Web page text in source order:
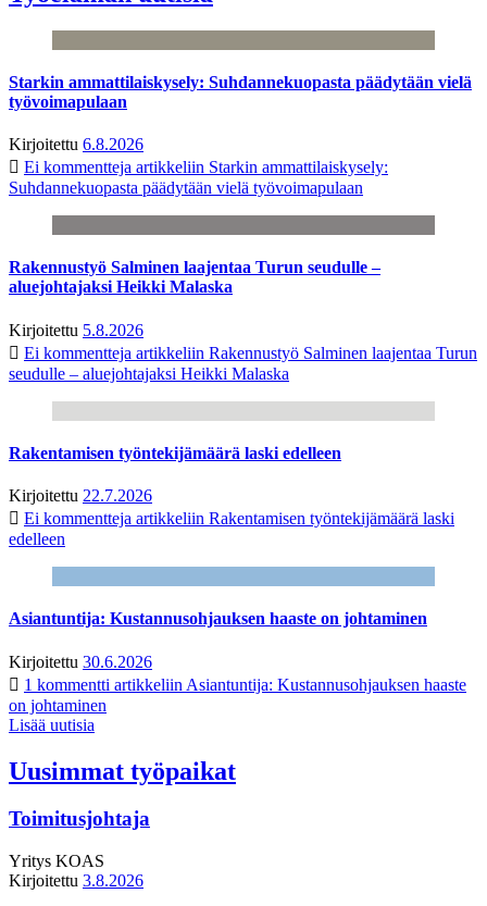
Starkin ammattilaiskysely: Suhdannekuopasta päädytään vielä
työvoimapulaan
Kirjoitettu 6.8.2026
Ei kommentteja artikkeliin Starkin ammattilaiskysely:
Suhdannekuopasta päädytään vielä työvoimapulaan
Rakennustyö Salminen laajentaa Turun seudulle –
aluejohtajaksi Heikki Malaska
Kirjoitettu 5.8.2026
Ei kommentteja artikkeliin Rakennustyö Salminen laajentaa Turun
seudulle – aluejohtajaksi Heikki Malaska
Rakentamisen työntekijämäärä laski edelleen
Kirjoitettu 22.7.2026
Ei kommentteja artikkeliin Rakentamisen työntekijämäärä laski
edelleen
Asiantuntija: Kustannusohjauksen haaste on johtaminen
Kirjoitettu 30.6.2026
1 kommentti artikkeliin Asiantuntija: Kustannusohjauksen haaste
on johtaminen
Lisää uutisia
Uusimmat työpaikat
Toimitusjohtaja
Yritys KOAS
Kirjoitettu 3.8.2026